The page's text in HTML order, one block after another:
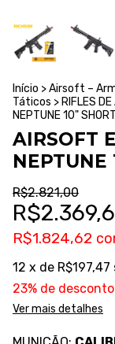
Início >Airsoft –
Táticos > RIFLES
NEPTUNE 10"
AIRSOFT
NEPTUNE
R$2.821,00
R$1.824,62
12 x de R$197,47
23% de desconto
Ver mais detalhes